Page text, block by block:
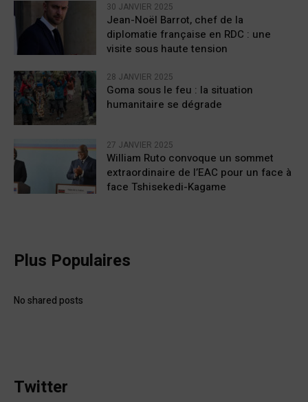
30 JANVIER 2025
Jean-Noël Barrot, chef de la
diplomatie française en RDC : une
visite sous haute tension
28 JANVIER 2025
Goma sous le feu : la situation
humanitaire se dégrade
27 JANVIER 2025
William Ruto convoque un sommet
extraordinaire de l’EAC pour un face à
face Tshisekedi-Kagame
Plus Populaires
No shared posts
Twitter